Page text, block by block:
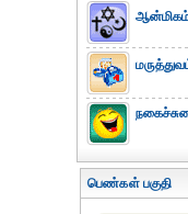
பெண்கள் பகுதி